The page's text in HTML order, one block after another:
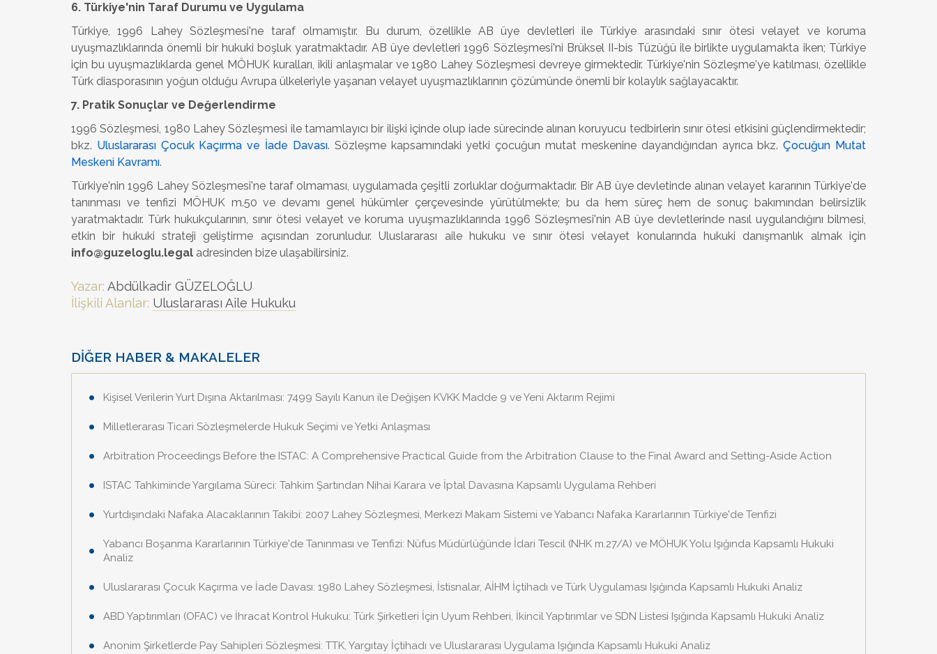
6. Türkiye'nin Taraf Durumu ve Uygulama
Türkiye, 1996 Lahey Sözleşmesi'ne taraf olmamıştır. Bu durum, özellikle AB üye devletleri ile Türkiye arasındaki sınır ötesi velayet ve koruma
uyuşmazlıklarında önemli bir hukuki boşluk yaratmaktadır. AB üye devletleri 1996 Sözleşmesi'ni Brüksel II-bis Tüzüğü ile birlikte uygulamakta iken; Türkiye
için bu uyuşmazlıklarda genel MÖHUK kuralları, ikili anlaşmalar ve 1980 Lahey Sözleşmesi devreye girmektedir. Türkiye'nin Sözleşme'ye katılması, özellikle
Türk diasporasının yoğun olduğu Avrupa ülkeleriyle yaşanan velayet uyuşmazlıklarının çözümünde önemli bir kolaylık sağlayacaktır.
7. Pratik Sonuçlar ve Değerlendirme
1996 Sözleşmesi, 1980 Lahey Sözleşmesi ile tamamlayıcı bir ilişki içinde olup iade sürecinde alınan koruyucu tedbirlerin sınır ötesi etkisini güçlendirmektedir;
bkz. Uluslararası Çocuk Kaçırma ve İade Davası. Sözleşme kapsamındaki yetki çocuğun mutat meskenine dayandığından ayrıca bkz.Çocuğun Mutat
Meskeni Kavramı.
Türkiye'nin 1996 Lahey Sözleşmesi'ne taraf olmaması, uygulamada çeşitli zorluklar doğurmaktadır. Bir AB üye devletinde alınan velayet kararının Türkiye'de
tanınması ve tenfizi MÖHUK m.50 ve devamı genel hükümler çerçevesinde yürütülmekte; bu da hem süreç hem de sonuç bakımından belirsizlik
yaratmaktadır. Türk hukukçularının, sınır ötesi velayet ve koruma uyuşmazlıklarında 1996 Sözleşmesi'nin AB üye devletlerinde nasıl uygulandığını bilmesi,
etkin bir hukuki strateji geliştirme açısından zorunludur. Uluslararası aile hukuku ve sınır ötesi velayet konularında hukuki danışmanlık almak için
info@guzeloglu.legal adresinden bize ulaşabilirsiniz.
Yazar: Abdülkadir GÜZELOĞLU
İlişkili Alanlar: Uluslararası Aile Hukuku
DİĞER HABER & MAKALELER
Kişisel Verilerin Yurt Dışına Aktarılması: 7499 Sayılı Kanun ile Değişen KVKK Madde 9 ve Yeni Aktarım Rejimi
Milletlerarası Ticari Sözleşmelerde Hukuk Seçimi ve Yetki Anlaşması
Arbitration Proceedings Before the ISTAC: A Comprehensive Practical Guide from the Arbitration Clause to the Final Award and Setting-Aside Action
ISTAC Tahkiminde Yargılama Süreci: Tahkim Şartından Nihai Karara ve İptal Davasına Kapsamlı Uygulama Rehberi
Yurtdışındaki Nafaka Alacaklarının Takibi: 2007 Lahey Sözleşmesi, Merkezi Makam Sistemi ve Yabancı Nafaka Kararlarının Türkiye'de Tenfizi
Yabancı Boşanma Kararlarının Türkiye'de Tanınması ve Tenfizi: Nüfus Müdürlüğünde İdari Tescil (NHK m.27/A) ve MÖHUK Yolu Işığında Kapsamlı Hukuki
Analiz
Uluslararası Çocuk Kaçırma ve İade Davası: 1980 Lahey Sözleşmesi, İstisnalar, AİHM İçtihadı ve Türk Uygulaması Işığında Kapsamlı Hukuki Analiz
ABD Yaptırımları (OFAC) ve İhracat Kontrol Hukuku: Türk Şirketleri İçin Uyum Rehberi, İkincil Yaptırımlar ve SDN Listesi Işığında Kapsamlı Hukuki Analiz
Anonim Şirketlerde Pay Sahipleri Sözleşmesi: TTK, Yargıtay İçtihadı ve Uluslararası Uygulama Işığında Kapsamlı Hukuki Analiz